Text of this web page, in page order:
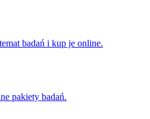
badań i kup je online.
pakiety badań.